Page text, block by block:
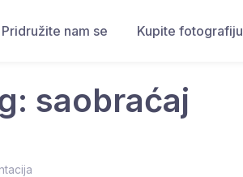
Pridružite nam se Kupite fotografiju
saobraćaj